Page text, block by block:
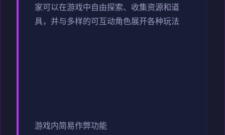
家可以在游戏中自由探索、收集资源和道
具，并与多样的可互动角色展开各种玩法
游戏内简易作弊功能